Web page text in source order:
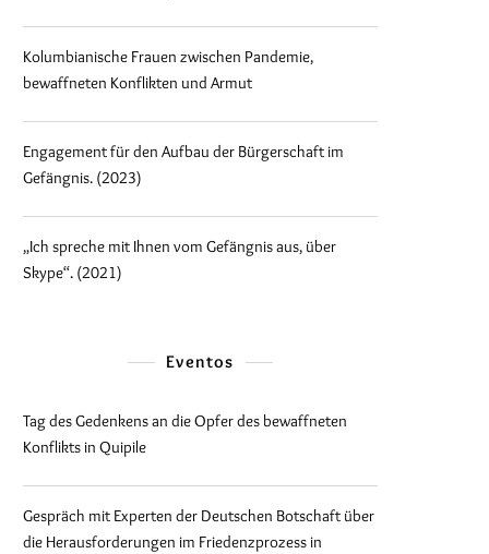
Kolumbianische Frauen zwischen Pandemie,
bewaffneten Konflikten und Armut
Engagement für den Aufbau der Bürgerschaft im
Gefängnis. (2023)
„Ich spreche mit Ihnen vom Gefängnis aus, über
Skype“. (2021)
Eventos
Tag des Gedenkens an die Opfer des bewaffneten
Konflikts in Quipile
Gespräch mit Experten der Deutschen Botschaft über
die Herausforderungen im Friedenzprozess in